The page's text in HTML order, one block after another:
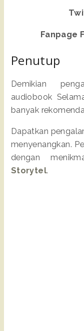
Fanpage
Penutup
Demikian
audiobook
banyak
Dapatkan
menyenangkan.
dengan
Storytel.